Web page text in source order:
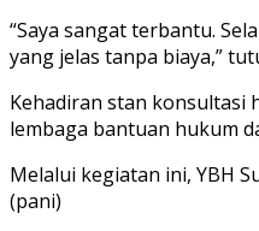
“Saya sangat terbantu.
yang jelas tanpa biaya,”
Kehadiran stan konsultasi
lembaga bantuan hukum
Melalui kegiatan ini, YBH
(pani)